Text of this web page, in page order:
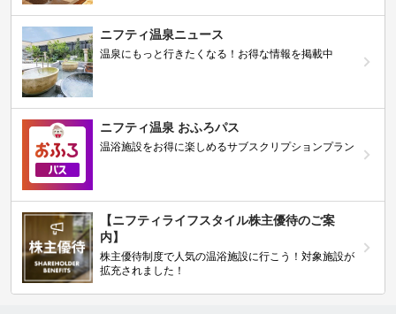
ニフティ温泉ニュース
温泉にもっと行きたくなる！お得な情報を掲載中
ニフティ温泉 おふろパス
温浴施設をお得に楽しめるサブスクリプションプラン
【ニフティライフスタイル株主優待のご案
内】
株主優待制度で人気の温浴施設に行こう！対象施設が
拡充されました！